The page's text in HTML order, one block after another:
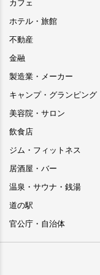
カフェ
ホテル・旅館
不動産
金融
製造業・メーカー
キャンプ・グランピング
美容院・サロン
飲食店
ジム・フィットネス
居酒屋・バー
温泉・サウナ・銭湯
道の駅
官公庁・自治体